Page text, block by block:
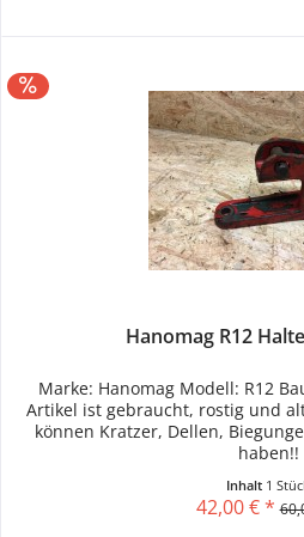
Hanomag R12
Marke: Hanomag Modell: R12
Artikel ist gebraucht, rostig und
können Kratzer, Dellen,
haben!!
Inhalt 1
42,00 € *